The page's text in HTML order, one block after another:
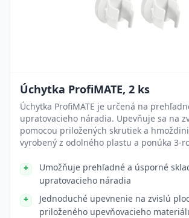
Úchytka ProfiMATE, 2 ks
Úchytka ProfiMATE je určená na
upratovacieho náradia. Upevňuje sa na
pomocou priložených skrutiek a
vyrobený z odolného plastu a ponúka 3-
Umožňuje prehľadné a úsporné
upratovacieho náradia
Jednoduché upevnenie na zvislú
priloženého upevňovacieho